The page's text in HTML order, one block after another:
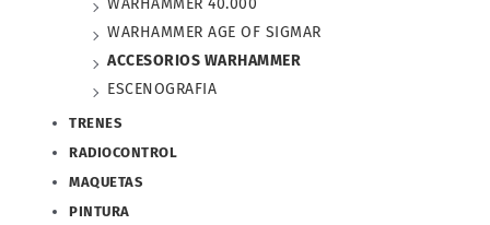
WARHAMMER 40.000
WARHAMMER AGE OF SIGMAR
ACCESORIOS WARHAMMER
ESCENOGRAFIA
TRENES
RADIOCONTROL
MAQUETAS
PINTURA